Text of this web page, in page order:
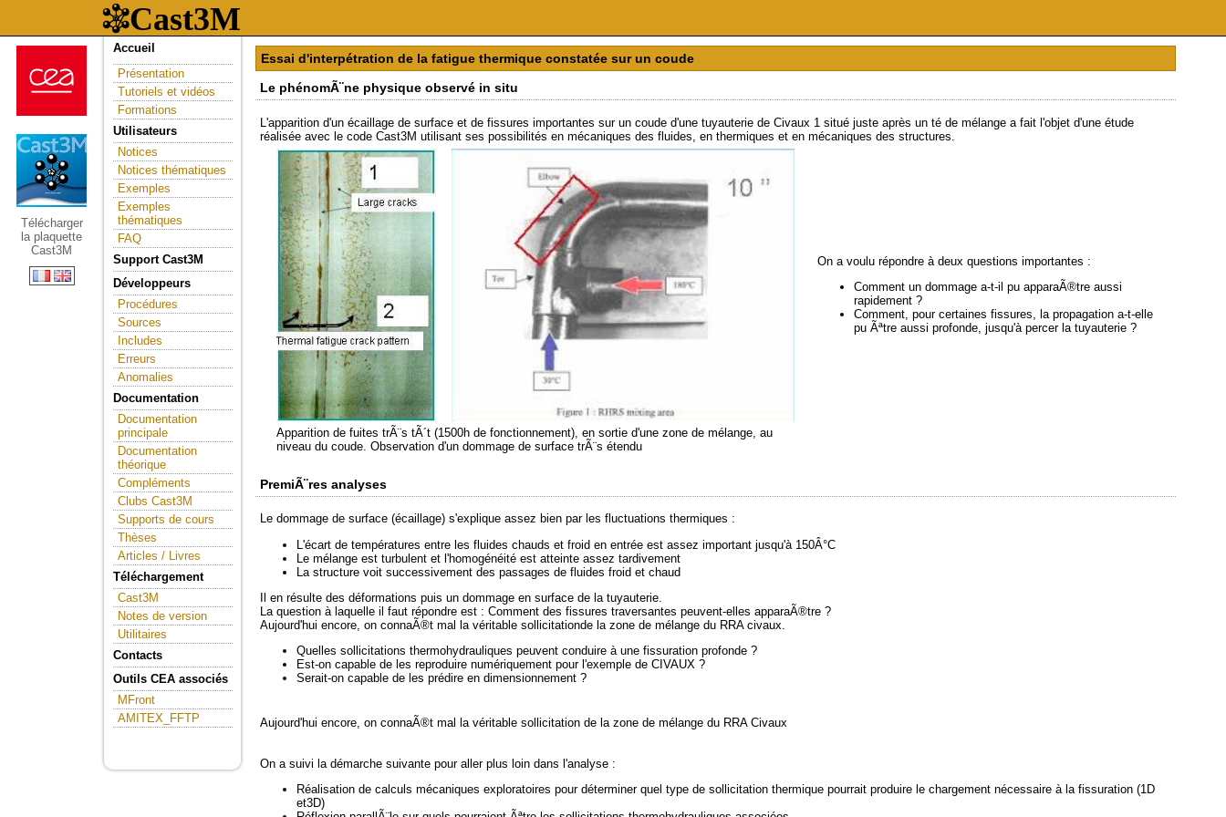
Télécharger
la plaquette
Cast3M
Accueil
Présentation
Tutoriels et vidéos
Formations
Utilisateurs
Notices
Notices thématiques
Exemples
Exemples
thématiques
FAQ
Support Cast3M
Développeurs
Procédures
Sources
Includes
Erreurs
Anomalies
Documentation
Documentation
principale
Documentation
théorique
Compléments
Clubs Cast3M
Supports de cours
Thèses
Articles / Livres
Téléchargement
Cast3M
Notes de version
Utilitaires
Contacts
Outils CEA associés
MFront
AMITEX_FFTP
Essai d'interpétration de la fatigue thermique constatée sur un coude
Le phénomÃ¨ne physique observé in situ
L'apparition d'un écaillage de surface et de fissures importantes sur un coude d'une tuyauterie de Civaux 1 situé juste après un té de mélange a fait l'objet d'une étude
réalisée avec le code Cast3M utilisant ses possibilités en mécaniques des fluides, en thermiques et en mécaniques des structures.
Apparition de fuites trÃ¨s tÃ´t (1500h de fonctionnement), en sortie d'une zone de mélange, au
niveau du coude. Observation d'un dommage de surface trÃ¨s étendu
On a voulu répondre à deux questions importantes :
Comment un dommage a-t-il pu apparaÃ®tre aussi
rapidement ?
Comment, pour certaines fissures, la propagation a-t-elle
pu Ãªtre aussi profonde, jusqu'à percer la tuyauterie ?
PremiÃ¨res analyses
Le dommage de surface (écaillage) s'explique assez bien par les fluctuations thermiques :
L'écart de températures entre les fluides chauds et froid en entrée est assez important jusqu'à 150Â°C
Le mélange est turbulent et l'homogénéité est atteinte assez tardivement
La structure voit successivement des passages de fluides froid et chaud
Il en résulte des déformations puis un dommage en surface de la tuyauterie.
La question à laquelle il faut répondre est : Comment des fissures traversantes peuvent-elles apparaÃ®tre ?
Aujourd'hui encore, on connaÃ®t mal la véritable sollicitationde la zone de mélange du RRA civaux.
Quelles sollicitations thermohydrauliques peuvent conduire à une fissuration profonde ?
Est-on capable de les reproduire numériquement pour l'exemple de CIVAUX ?
Serait-on capable de les prédire en dimensionnement ?
Aujourd'hui encore, on connaÃ®t mal la véritable sollicitation de la zone de mélange du RRA Civaux
On a suivi la démarche suivante pour aller plus loin dans l'analyse :
Réalisation de calculs mécaniques exploratoires pour déterminer quel type de sollicitation thermique pourrait produire le chargement nécessaire à la fissuration (1D
et3D)